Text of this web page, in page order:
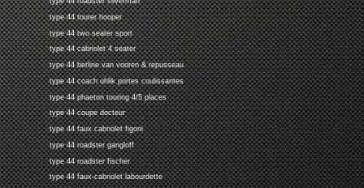
type 44 tourer hooper
type 44 two seater sport
type 44 cabriolet 4 seater
type 44 berline van vooren & repusseau
type 44 coach uhlik portes coulissantes
type 44 phaeton touring 4/5 places
type 44 coupe docteur
type 44 faux cabriolet figoni
type 44 roadster gangloff
type 44 roadster fischer
type 44 faux-cabriolet labourdette